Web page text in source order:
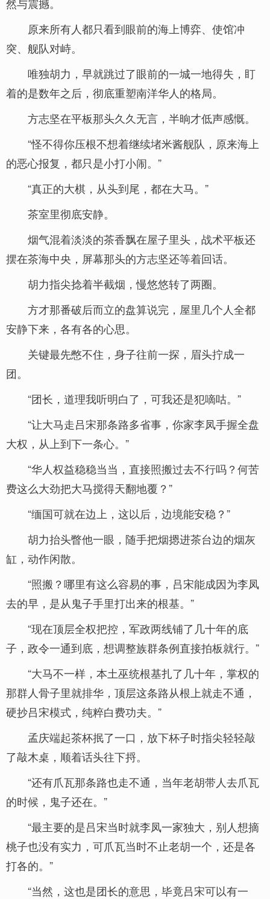
原来所有人都只看到眼前的海上博弈、使馆冲
突、舰队对峙。
唯独胡力，早就跳过了眼前的一城一地得失，盯
着的是数年之后，彻底重塑南洋华人的格局。
方志坚在平板那头久久无言，半晌才低声感慨。
“怪不得你压根不想着继续堵米酱舰队，原来海上
的恶心报复，都只是小打小闹。”
“真正的大棋，从头到尾，都在大马。”
茶室里彻底安静。
烟气混着淡淡的茶香飘在屋子里头，战术平板还
摆在茶海中央，屏幕那头的方志坚还等着回话。
胡力指尖捻着半截烟，慢悠悠转了两圈。
方才那番破后而立的盘算说完，屋里几个人全都
安静下来，各有各的心思。
关键最先憋不住，身子往前一探，眉头拧成一
团。
“团长，道理我听明白了，可我还是犯嘀咕。”
“让大马走吕宋那条路多省事，你家李凤手握全盘
大权，从上到下一条心。”
“华人权益稳稳当当，直接照搬过去不行吗？何苦
费这么大劲把大马搅得天翻地覆？”
“缅国可就在边上，这以后，边境能安稳？”
胡力抬头瞥他一眼，随手把烟摁进茶台边的烟灰
缸，动作闲散。
“照搬？哪里有这么容易的事，吕宋能成因为李凤
去的早，是从鬼子手里打出来的根基。”
“现在顶层全权把控，军政两线铺了几十年的底
子，政令一通到底，想调整族群条例直接拍板就行。”
“大马不一样，本土巫统根基扎了几十年，掌权的
那群人骨子里就排华，顶层这条路从根上就走不通，
硬抄吕宋模式，纯粹白费功夫。”
孟庆端起茶杯抿了一口，放下杯子时指尖轻轻敲
了敲木桌，顺着话头往下捋。
“还有爪瓦那条路也走不通，当年老胡带人去爪瓦
的时候，鬼子还在。”
“最主要的是吕宋当时就李凤一家独大，别人想摘
桃子也没有实力，可爪瓦当时不止老胡一个，还是各
打各的。”
“当然，这也是团长的意思，毕竟吕宋可以有一